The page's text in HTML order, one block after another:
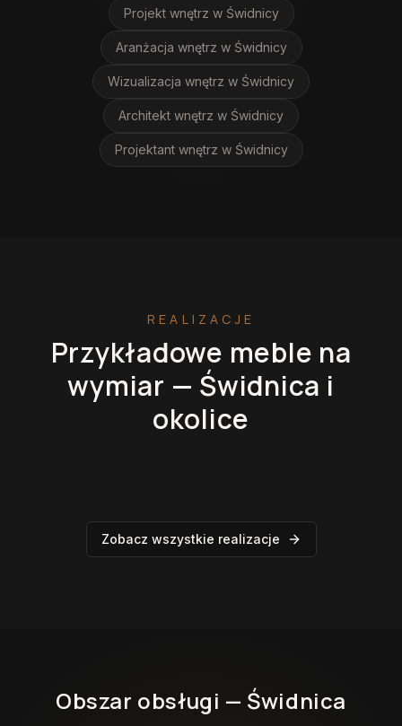
Projekt wnętrz w Świdnicy
Aranżacja wnętrz w Świdnicy
Wizualizacja wnętrz w Świdnicy
Architekt wnętrz w Świdnicy
Projektant wnętrz w Świdnicy
REALIZACJE
Przykładowe meble na
wymiar — Świdnica i
okolice
Zobacz wszystkie realizacje
Obszar obsługi — Świdnica